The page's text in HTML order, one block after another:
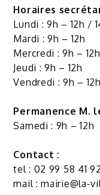
Horaires
Lundi : 9h – 12h /
Mardi : 9h – 12h
Mercredi : 9h – 12h
Jeudi : 9h – 12h
Vendredi : 9h –
Permanence M.
Samedi : 9h – 12h
Contact :
tel : 02 99 58 41 92
mail :mairie@la-